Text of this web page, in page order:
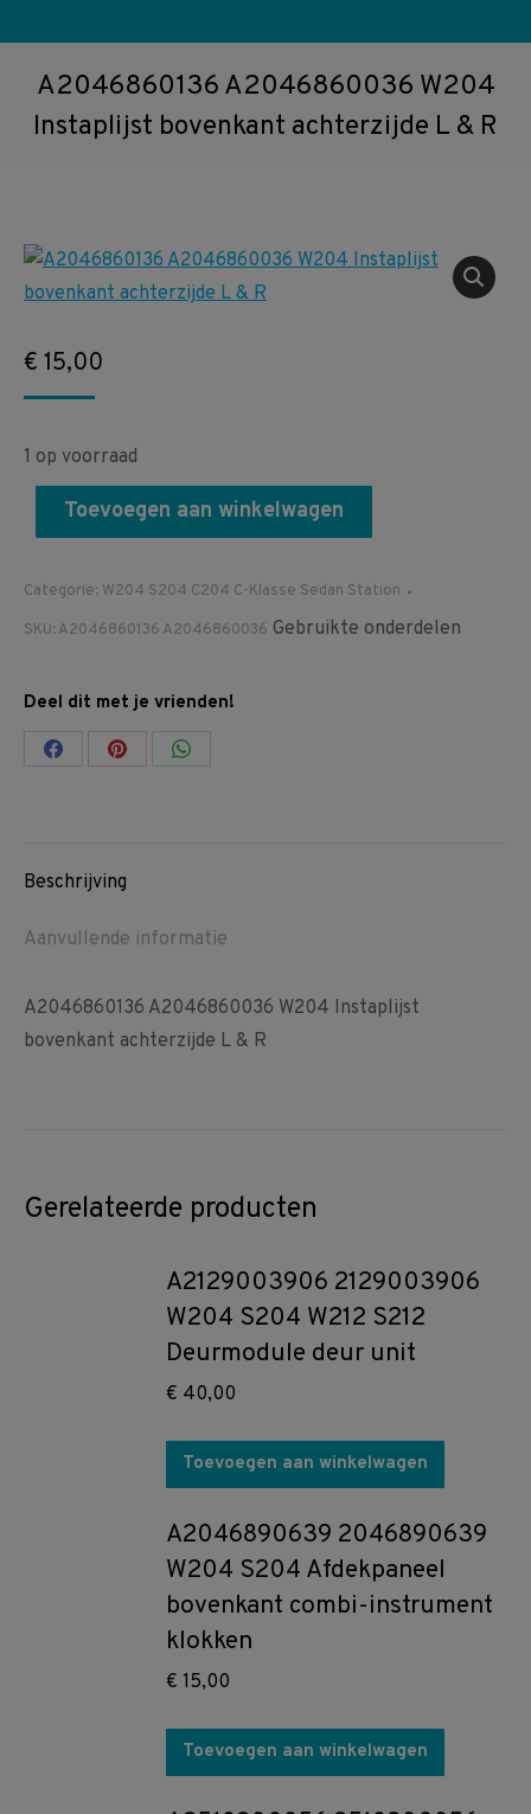
A2046860136 A2046860036 W204
Instaplijst bovenkant achterzijde L & R
€ 15,00
1 op voorraad
Toevoegen aan winkelwagen
Categorie: W204 S204 C204 C-Klasse Sedan Station
SKU:A2046860136 A2046860036 Gebruikte onderdelen
Deel dit met je vrienden!
Share Share Share
Beschrijving
Aanvullende informatie
A2046860136 A2046860036 W204 Instaplijst
bovenkant achterzijde L & R
Gerelateerde producten
A2129003906 2129003906
W204 S204 W212 S212
Deurmodule deur unit
€ 40,00
Toevoegen aan winkelwagen
A2046890639 2046890639
W204 S204 Afdekpaneel
bovenkant combi-instrument
klokken
€ 15,00
Toevoegen aan winkelwagen